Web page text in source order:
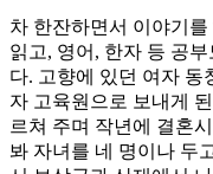
차 한잔하면서 이야기를
읽고, 영어, 한자 등 공
다. 고향에 있던 여자 동
자 고육원으로 보내게
르쳐 주며 작년에 결혼
봐 자녀를 네 명이나 두